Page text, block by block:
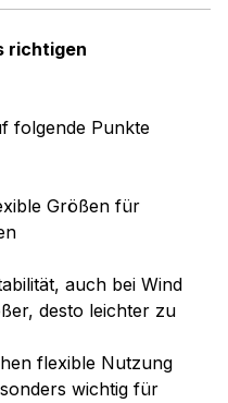
richtigen
folgende Punkte
Größen für
auch bei Wind
desto leichter zu
flexible Nutzung
wichtig für